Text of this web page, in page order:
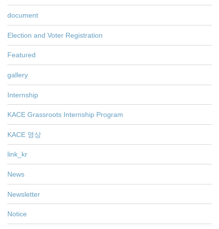
document
Election and Voter Registration
Featured
gallery
Internship
KACE Grassroots Internship Program
KACE 영상
link_kr
News
Newsletter
Notice